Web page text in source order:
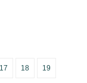
17 18 19